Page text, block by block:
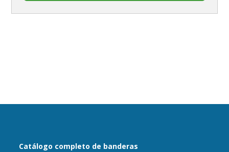
Catálogo completo de banderas